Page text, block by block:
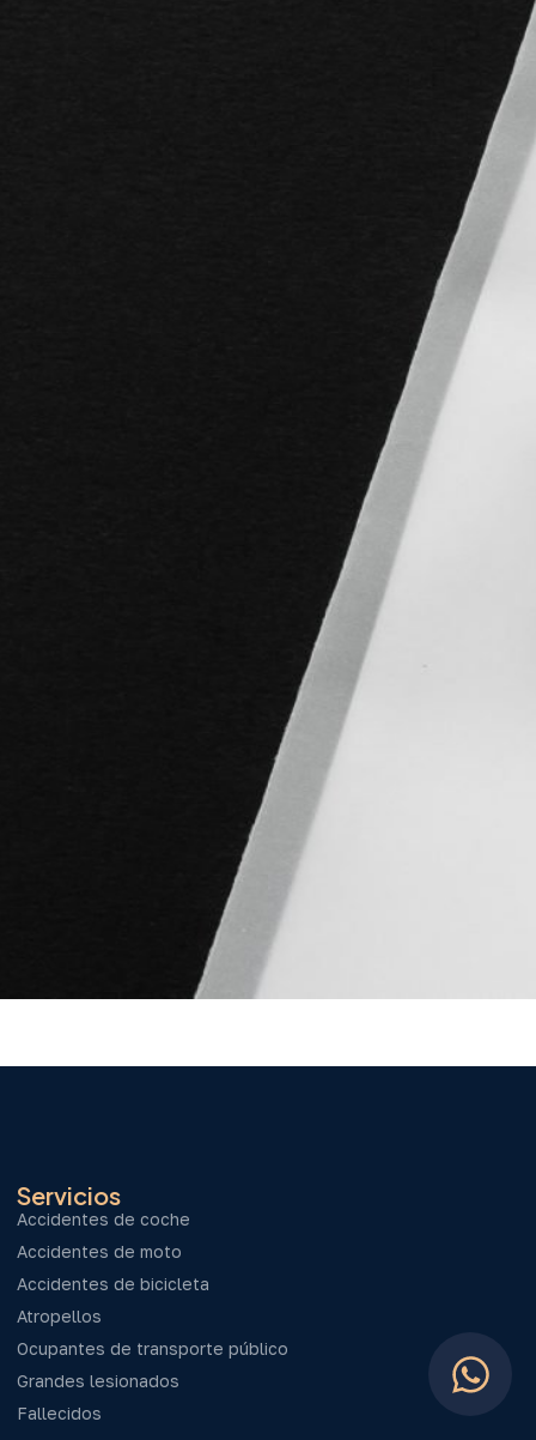
Servicios
Accidentes de coche
Accidentes de moto
Accidentes de bicicleta
Atropellos
Ocupantes de transporte público
Grandes lesionados
Fallecidos